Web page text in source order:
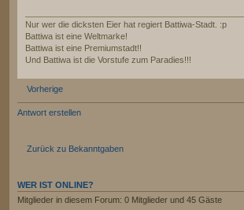
Nur wer die dicksten Eier hat regiert Battiwa-Stadt. :p
Battiwa ist eine Weltmarke!
Battiwa ist eine Premiumstadt!!
Und Battiwa ist die Vorstufe zum Paradies!!!
Vorherige
Antwort erstellen
Zurück zu Bekanntgaben
WER IST ONLINE?
Mitglieder in diesem Forum: 0 Mitglieder und 45 Gäste